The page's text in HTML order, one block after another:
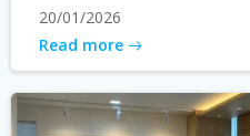
20/01/2026
Read more